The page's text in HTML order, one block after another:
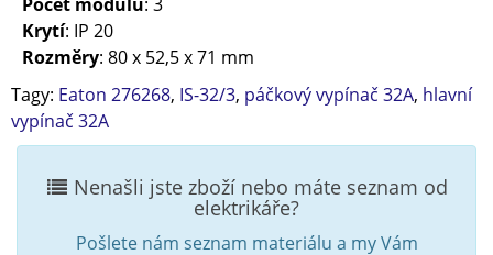
Krytí: IP 20
Rozměry: 80 x 52,5 x 71 mm
Tagy: Eaton 276268, IS-32/3, páčkový vypínač 32A, hlavní
vypínač 32A
Nenašli jste zboží nebo máte seznam od
elektrikáře?
Pošlete nám seznam materiálu a my Vám